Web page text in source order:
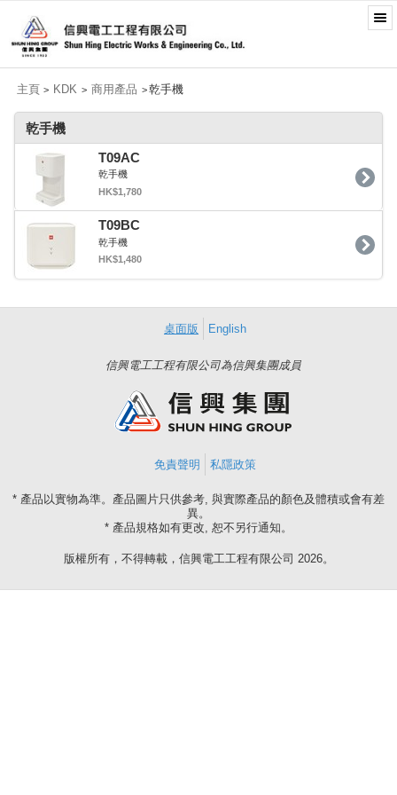
主頁 > KDK > 商用產品 >乾手機
乾手機
T09AC
乾手機
HK$1,780
T09BC
乾手機
HK$1,480
桌面版 English
信興電工工程有限公司為信興集團成員
免責聲明 私隱政策
* 產品以實物為準。產品圖片只供參考, 與實際產品的顏色及體積或會有差
異。
* 產品規格如有更改, 恕不另行通知。
版權所有，不得轉載，信興電工工程有限公司 2026。